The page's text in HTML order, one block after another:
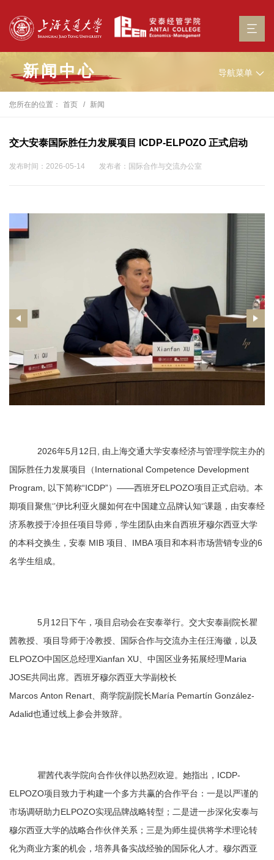
新闻中心 导航菜单
您所在的位置： 首页 新闻
交大安泰国际胜任力发展项目 ICDP-ELPOZO 正式启动
发布时间：2026-05-14 发布者：国际合作与交流办公室
2026年5月12日, 由上海交通大学安泰经济与管理学院主办的
国际胜任力发展项目（International Competence Development
Program, 以下简称“ICDP”）——西班牙ELPOZO项目正式启动。本
期项目聚焦‘’伊比利亚火腿如何在中国建立品牌认知‘’课题，由安泰经
济系教授于冷担任项目导师，学生团队由来自西班牙穆尔西亚大学
的本科交换生，安泰 MIB 项目、IMBA 项目和本科市场营销专业的6
名学生组成。
5月12日下午，项目启动会在安泰举行。交大安泰副院长瞿
茜教授、项目导师于冷教授、国际合作与交流办主任汪海徽，以及
ELPOZO中国区总经理Xianfan XU、中国区业务拓展经理Maria
JOSE共同出席。西班牙穆尔西亚大学副校长
Marcos Anton Renart、商学院副院长María Pemartín González-
Adalid也通过线上参会并致辞。
瞿茜代表学院向合作伙伴以热烈欢迎。她指出，ICDP-
ELPOZO项目致力于构建一个多方共赢的合作平台：一是以严谨的
市场调研助力ELPOZO实现品牌战略转型；二是进一步深化安泰与
穆尔西亚大学的战略合作伙伴关系；三是为师生提供将学术理论转
化为商业方案的机会，培养具备实战经验的国际化人才。穆尔西亚